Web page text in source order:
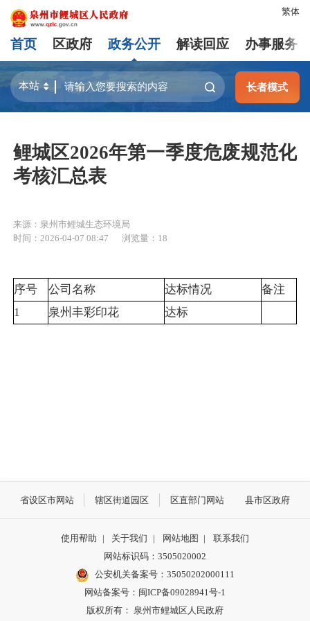
繁体
首页 区政府 政务公开 解读回应 办事服务
长者模式
鲤城区2026年第一季度危废规范化
考核汇总表
来源：泉州市鲤城生态环境局
时间：2026-04-07 08:47
浏览量： 18
序号 公司名称 达标情况
备注
1
泉州丰彩印花 达标
省设区市网站 辖区街道园区 区直部门网站 县市区政府
使用帮助 | 关于我们 | 网站地图 |
联系我们
网站标识码：3505020002
公安机关备案号：35050202000111
网站备案号：闽ICP备09028941号-1
版权所有： 泉州市鲤城区人民政府